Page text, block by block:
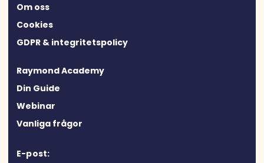
Om oss
Cookies
GDPR & integritetspolicy
Raymond Academy
Din Guide
Webinar
Vanliga frågor
E-post: